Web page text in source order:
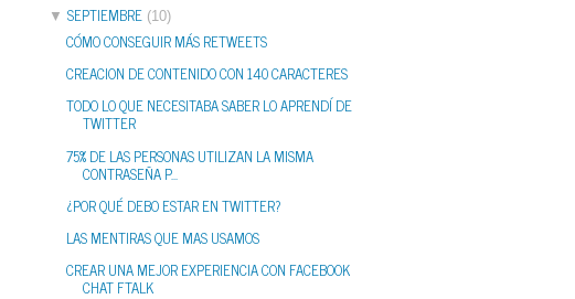
▼ SEPTIEMBRE (10)
CÓMO CONSEGUIR MÁS RETWEETS
CREACION DE CONTENIDO CON 140 CARACTERES
TODO LO QUE NECESITABA SABER LO APRENDÍ DE
TWITTER
75% DE LAS PERSONAS UTILIZAN LA MISMA
CONTRASEÑA P...
¿POR QUÉ DEBO ESTAR EN TWITTER?
LAS MENTIRAS QUE MAS USAMOS
CREAR UNA MEJOR EXPERIENCIA CON FACEBOOK
CHAT FTALK